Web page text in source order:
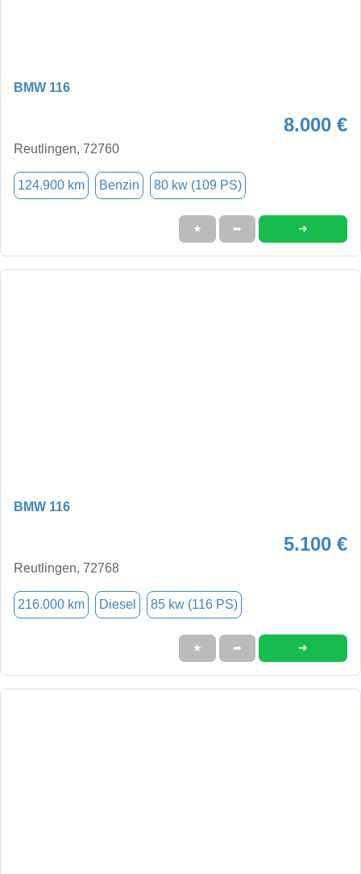
BMW 116
8.000 €
Reutlingen, 72760
124.900 km Benzin 80 kw (109 PS)
★ ➦ ➜
BMW 116
5.100 €
Reutlingen, 72768
216.000 km Diesel 85 kw (116 PS)
★ ➦ ➜